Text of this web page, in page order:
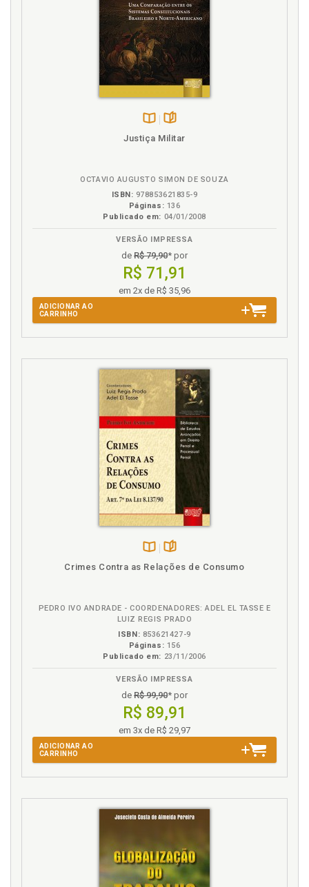
Disponível
na
páginas
Justiça Militar
OCTAVIO AUGUSTO SIMON DE SOUZA
ISBN: 978853621835-9
Páginas: 136
Publicado em: 04/01/2008
VERSÃO IMPRESSA
de R$ 79,90* por
R$ 71,91
em 2x de R$ 35,96
ADICIONAR AO
CARRINHO
Disponível
páginas
Crimes Contra as Relações de Consumo
PEDRO IVO ANDRADE - COORDENADORES: ADEL EL TASSE E
LUIZ REGIS PRADO
ISBN: 853621427-9
Páginas: 156
Publicado em: 23/11/2006
VERSÃO IMPRESSA
de R$ 99,90* por
R$ 89,91
em 3x de R$ 29,97
ADICIONAR AO
CARRINHO